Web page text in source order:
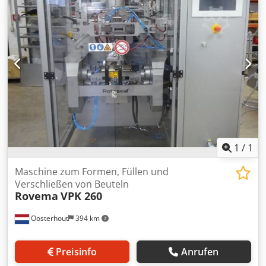
i.d.R. immer 30-50 unterschiedliche neue Maschinen
sofort verfügbar. Dazu haben wir bei kundenspezifisch
herzustellenden Maschinen sehr kurze Lieferzeiten ab ca.
3 Wochen. - Alle Maschinen sind mit voller Garantie
erhältlich.
beachten Sie, daß unsere Neupreise häufig unter den
üblichen Gebrauchtpreisen liegen. Fragen Sie gern einfach
an und nennen Sie uns Ihre Verpackungsaufgabe. - Ab
Lager sind i.d.R. immer 30-50 unterschiedliche neue
Maschinen sofort verfügbar. Dazu haben wir bei
kundenspezifisch herzustellenden Maschinen sehr kurze
Lieferzeiten ab ca. 3 Wochen. - Alle Maschinen sind mit
voller Garantie erhältlich.
1 / 1
Oosterhout 394 km
Maschine zum Formen, Füllen und
Verschließen von Beuteln
Rovema VPK 260
Preisinfo Anrufen